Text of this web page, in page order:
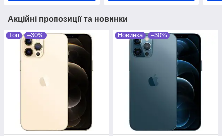
Акційні пропозиції та новинки
Топ –30% Новинка –30%